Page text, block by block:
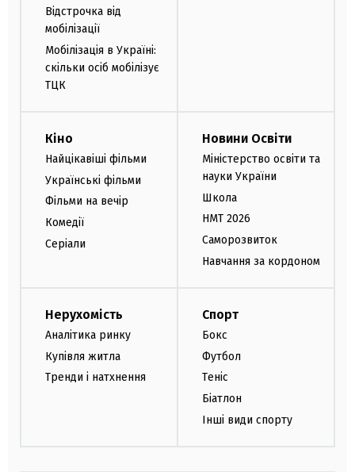
Відстрочка від
мобілізації
Мобілізація в Україні:
скільки осіб мобілізує
ТЦК
Кіно
Найцікавіші фільми
Українські фільми
Фільми на вечір
Комедії
Серіали
Новини Освіти
Міністерство освіти та
науки України
Школа
НМТ 2026
Саморозвиток
Навчання за кордоном
Нерухомість
Аналітика ринку
Купівля житла
Тренди і натхнення
Спорт
Бокс
Футбол
Теніс
Біатлон
Інші види спорту